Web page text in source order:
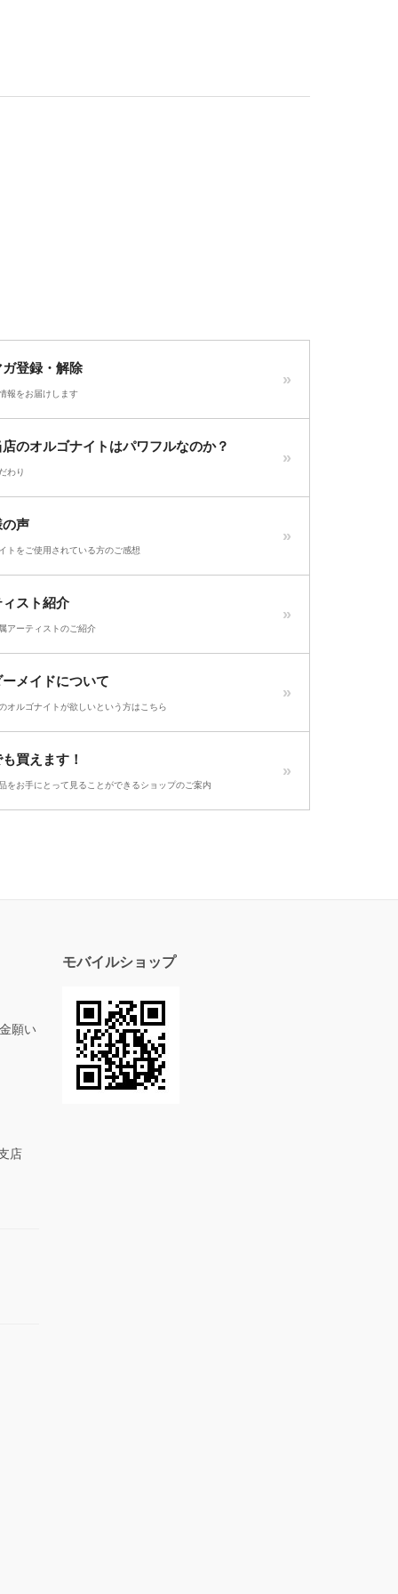
登録・解除
報をお届けします
のオルゴナイトはパワフルなのか？
わり
声
トをご使用されている方のご感想
スト紹介
アーティストのご紹介
メイドについて
オルゴナイトが欲しいという方はこちら
買えます！
をお手にとって見ることができるショップのご案内
願い
店
モバイルショップ